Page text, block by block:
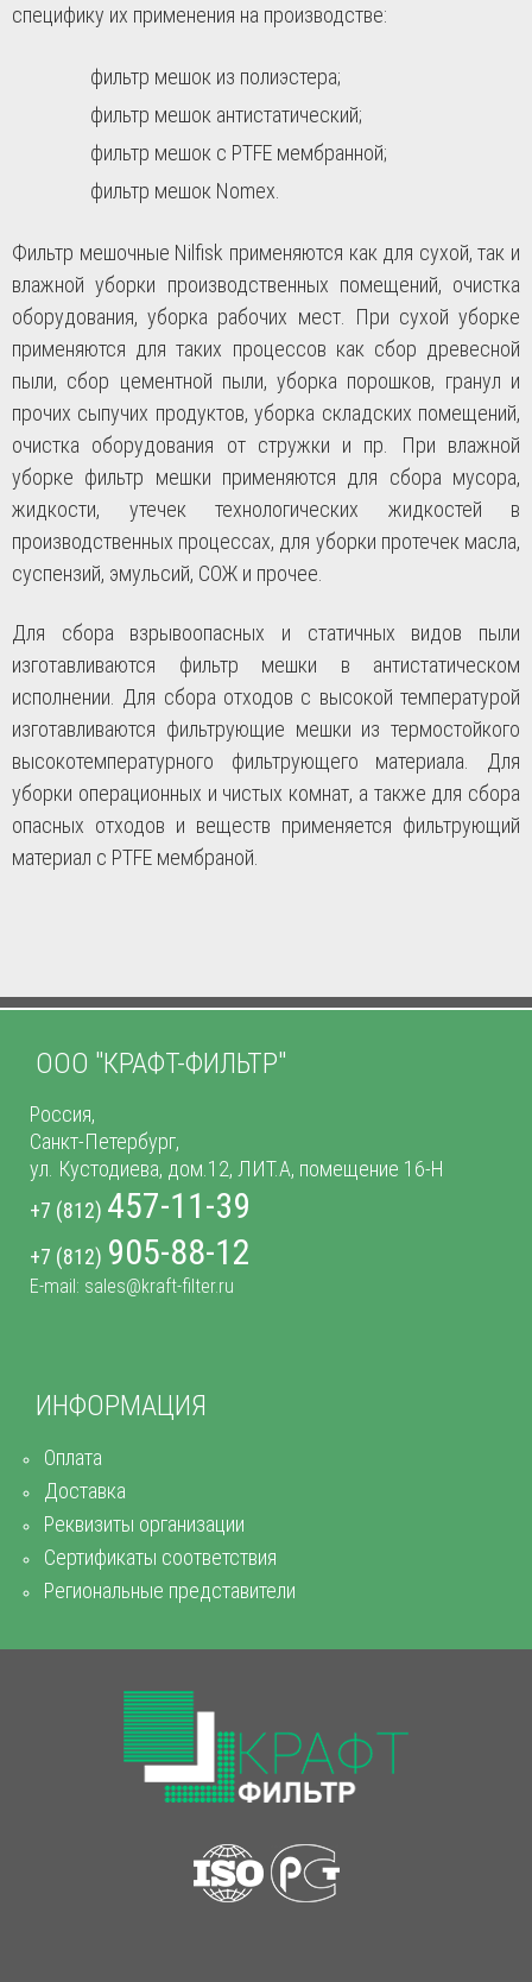
специфику их применения на производстве:
фильтр мешок из полиэстера;
фильтр мешок антистатический;
фильтр мешок с PTFE мембранной;
фильтр мешок Nomex.
Фильтр мешочные Nilfisk применяются как для сухой, так и
влажной уборки производственных помещений, очистка
оборудования, уборка рабочих мест. При сухой уборке
применяются для таких процессов как сбор древесной
пыли, сбор цементной пыли, уборка порошков, гранул и
прочих сыпучих продуктов, уборка складских помещений,
очистка оборудования от стружки и пр. При влажной
уборке фильтр мешки применяются для сбора мусора,
жидкости, утечек технологических жидкостей в
производственных процессах, для уборки протечек масла,
суспензий, эмульсий, СОЖ и прочее.
Для сбора взрывоопасных и статичных видов пыли
изготавливаются фильтр мешки в антистатическом
исполнении. Для сбора отходов с высокой температурой
изготавливаются фильтрующие мешки из термостойкого
высокотемпературного фильтрующего материала. Для
уборки операционных и чистых комнат, а также для сбора
опасных отходов и веществ применяется фильтрующий
материал с PTFE мембраной.
ИНФОРМАЦИЯ
Оплата
Доставка
Реквизиты организации
Сертификаты соответствия
Региональные представители
ООО "КРАФТ-ФИЛЬТР"
Россия,
Санкт-Петербург,
ул. Кустодиева, дом.12, ЛИТ.А, помещение 16-Н
+7 (812) 457-11-39
+7 (812) 905-88-12
E-mail: sales@kraft-filter.ru